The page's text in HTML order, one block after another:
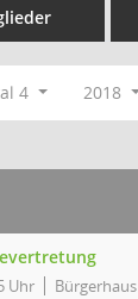
4 2018
Uhr